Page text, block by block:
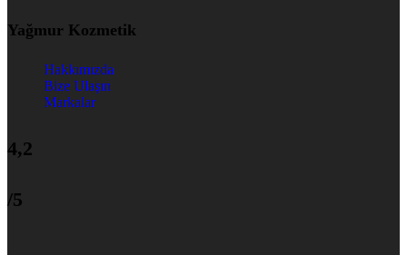
Yağmur Kozmetik
Hakkımızda
Bize Ulaşın
Markalar
4,2
/5